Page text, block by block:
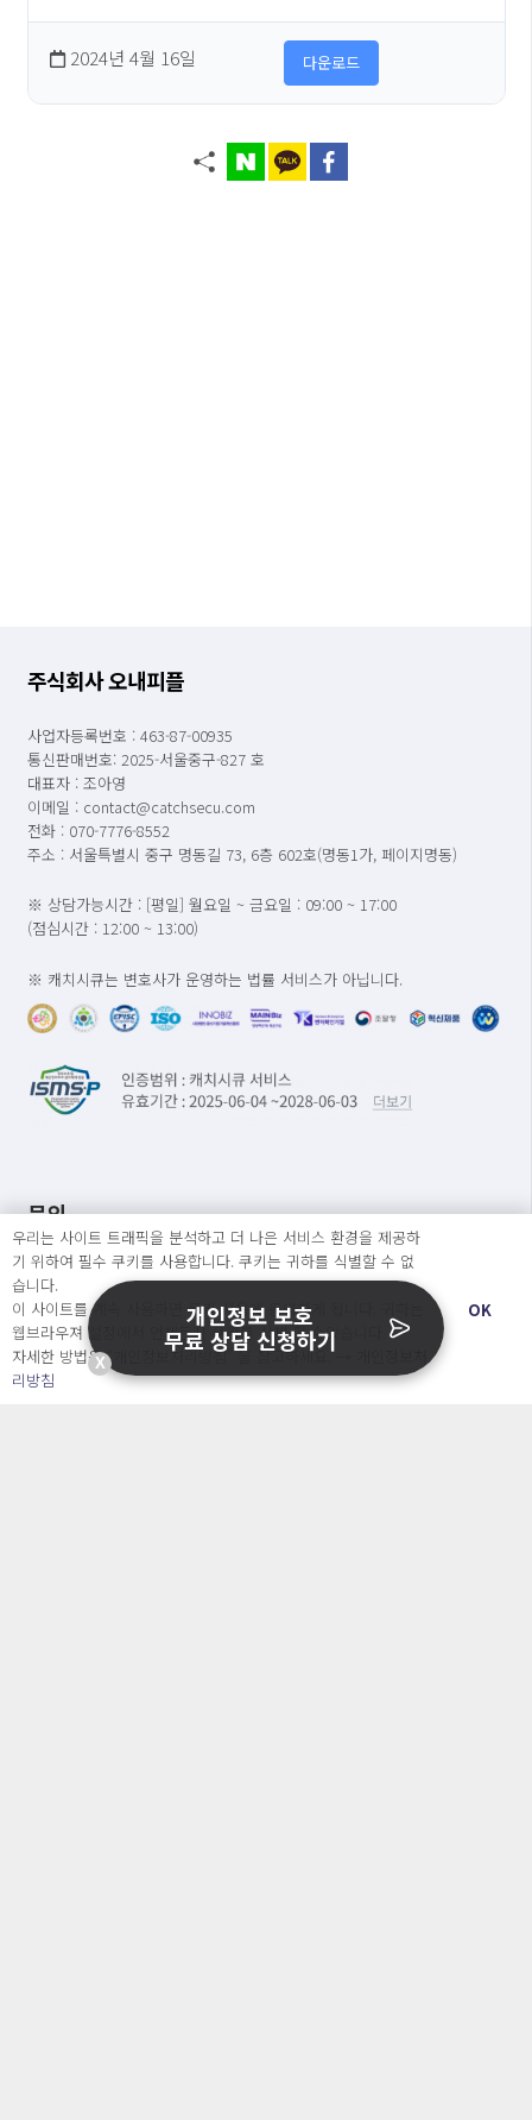
2024년 4월 16일 다운로드
주식회사 오내피플
사업자등록번호 : 463-87-00935
통신판매번호: 2025-서울중구-827 호
대표자 : 조아영
이메일 : contact@catchsecu.com
전화 : 070-7776-8552
주소 : 서울특별시 중구 명동길 73, 6층 602호(명동1가, 페이지명동)
※ 상담가능시간 : [평일] 월요일 ~ 금요일 : 09:00 ~ 17:00
(점심시간 : 12:00 ~ 13:00)
※ 캐치시큐는 변호사가 운영하는 법률 서비스가 아닙니다.
문의
서비스소개서 신청
도입문의
서비스 소개
우리는 사이트 트래픽을 분석하고 더 나은 서비스 환경을 제공하
기 위하여 필수 쿠키를 사용합니다. 쿠키는 귀하를 식별할 수 없
습니다.
이 사이트를 계속 사용하면 쿠키 사용에 동의하게 됩니다. 귀하는
웹브라우져 설정에서 언제든지 쿠키를 삭제 할 수있습니다.
자세한 방법은 “개인정보처리방침” 을 참고하세요. →
리방침
OK
X
개인정보 보호
무료 상담 신청하기